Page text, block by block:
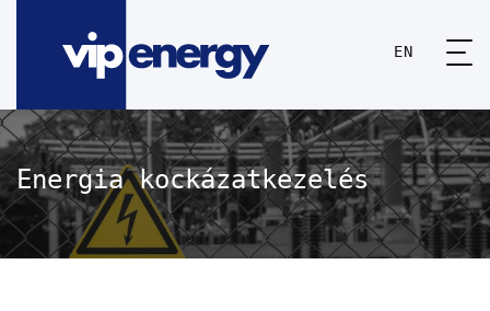
EN
Energia kockázatkezelés